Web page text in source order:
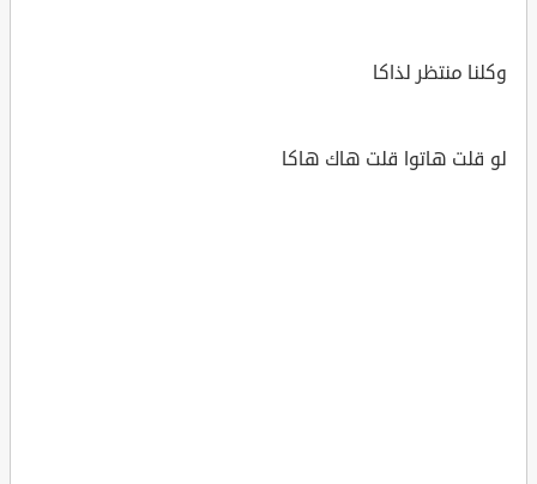
وكلنا منتظر لذاكا
لو قلت هاتوا قلت هاك هاكا